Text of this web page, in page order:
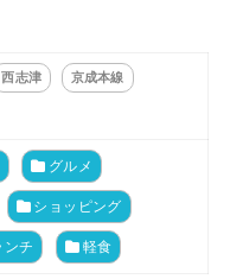
西志津 京成本線
グルメ
ショッピング
ンチ 軽食